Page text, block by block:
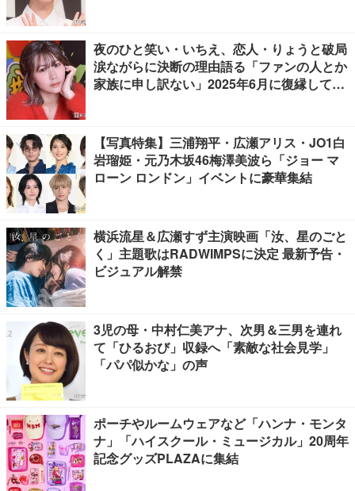
夜のひと笑い・いちえ、恋人・りょうと破局
涙ながらに決断の理由語る「ファンの人とか
家族に申し訳ない」2025年6月に復縁してい
【写真特集】三浦翔平・広瀬アリス・JO1白
岩瑠姫・元乃木坂46梅澤美波ら「ジョー マ
ローン ロンドン」イベントに豪華集結
横浜流星＆広瀬すず主演映画「汝、星のごと
く」主題歌はRADWIMPSに決定 最新予告・
ビジュアル解禁
3児の母・中村仁美アナ、次男＆三男を連れ
て「ひるおび」収録へ「素敵な社会見学」
「パパ似かな」の声
ポーチやルームウェアなど「ハンナ・モンタ
ナ」「ハイスクール・ミュージカル」20周年
記念グッズPLAZAに集結